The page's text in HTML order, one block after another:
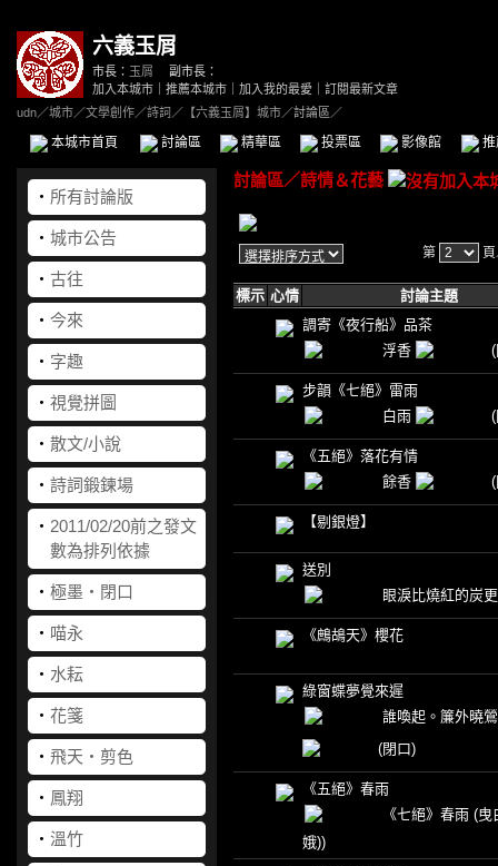
六義玉屑
市長： 玉屑
副市長：
加入本城市
推薦本城市 加入我的最愛
訂閱最新文章
udn／城市／文學創作／詩詞 ／ 【六義玉屑】城市／討論區／
本城市首頁 討論區 精華區 投票區 影像館
‧ 所有討論版
‧ 城市公告
‧ 古往
‧ 今來
‧ 字趣
‧ 視覺拼圖
‧ 散文/小說
‧ 詩詞鍛鍊場
‧ 2011/02/20前之發文
數為排列依據
‧ 極墨‧閉口
‧ 喵永
‧ 水耘
‧ 花箋
‧ 飛天‧剪色
‧ 鳳翔
‧ 溫竹
討論區／詩情＆花藝
第
標示 心情
討論主題
調寄《夜行船》品茶
浮香
步韻《七絕》雷雨
白雨
《五絕》落花有情
餘香
【剔銀燈】
送別
眼淚比燒紅的炭
《鷓鴣天》櫻花
綠窗蝶夢覺來遲
誰喚起。簾外曉
(閉口)
《五絕》春雨
《七絕》春雨 (曳
娥))